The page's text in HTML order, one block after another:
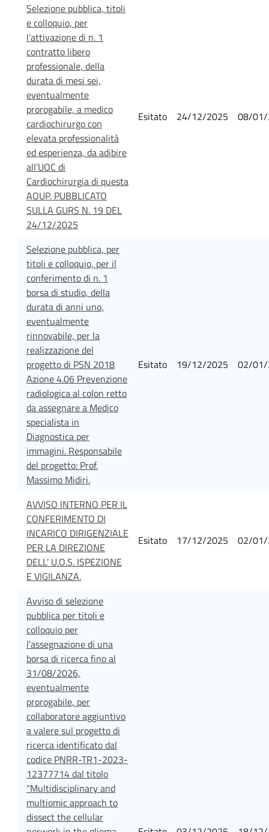
Selezione pubblica, titoli
e colloquio, per
l’attivazione di n. 1
contratto libero
professionale, della
durata di mesi sei,
eventualmente
prorogabile, a medico
cardiochirurgo con
elevata professionalità
ed esperienza, da adibire
all’UOC di
Cardiochirurgia di questa
AOUP. PUBBLICATO
SULLA GURS N. 19 DEL
24/12/2025
Esitato 24/12/2025 08/
Selezione pubblica, per
titoli e colloquio, per il
conferimento di n. 1
borsa di studio, della
durata di anni uno,
eventualmente
rinnovabile, per la
realizzazione del
progetto di PSN 2018
Azione 4.06 Prevenzione
radiologica al colon retto
da assegnare a Medico
specialista in
Diagnostica per
immagini. Responsabile
del progetto: Prof.
Massimo Midiri.
Esitato 19/12/2025 02/
AVVISO INTERNO PER IL
CONFERIMENTO DI
INCARICO DIRIGENZIALE
PER LA DIREZIONE
DELL’ U.O.S. ISPEZIONE
E VIGILANZA.
Esitato 17/12/2025 02/
Avviso di selezione
pubblica per titoli e
colloquio per
l’assegnazione di una
borsa di ricerca fino al
31/08/2026,
eventualmente
prorogabile, per
collaboratore aggiuntivo
a valere sul progetto di
ricerca identificato dal
codice PNRR-TR1-2023-
12377714 dal titolo
“Multidisciplinary and
multiomic approach to
dissect the cellular